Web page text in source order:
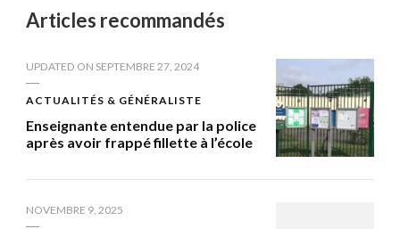
Articles recommandés
UPDATED ON SEPTEMBRE 27, 2024
ACTUALITÉS & GÉNÉRALISTE
Enseignante entendue par la police
après avoir frappé fillette à l’école
NOVEMBRE 9, 2025